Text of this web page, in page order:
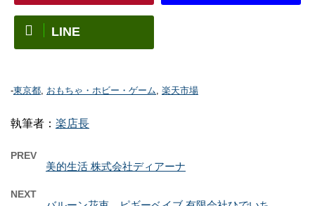
LINE
-東京都, おもちゃ・ホビー・ゲーム, 楽天市場
執筆者： 楽店長
PREV
美的生活 株式会社ディアーナ
NEXT